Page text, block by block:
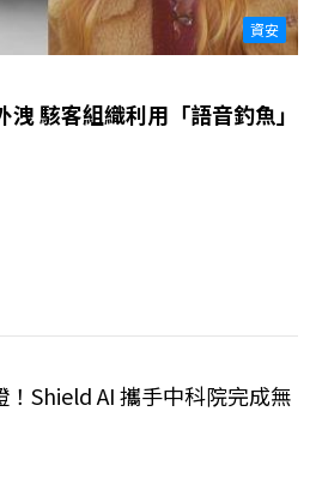
資安
駭客組織利用「語音釣魚」
Shield AI 攜手中科院完成無